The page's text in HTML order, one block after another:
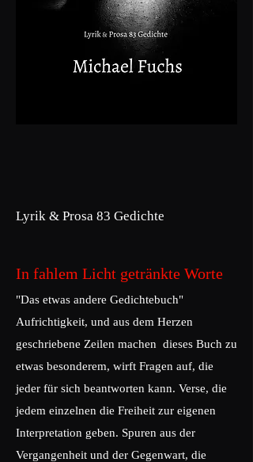
Lyrik & Prosa 83 Gedichte
In fahlem Licht getränkte Worte
"Das etwas andere Gedichtebuch"
Aufrichtigkeit, und aus dem Herzen
geschriebene Zeilen machen dieses Buch zu
etwas besonderem, wirft Fragen auf, die
jeder für sich beantworten kann. Verse, die
jedem einzelnen die Freiheit zur eigenen
Interpretation geben. Spuren aus der
Vergangenheit und der Gegenwart, die